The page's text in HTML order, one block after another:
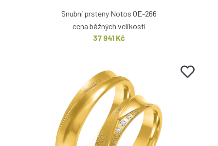
Snubní prsteny Notos OE-266
cena běžných velikostí
37 941 Kč